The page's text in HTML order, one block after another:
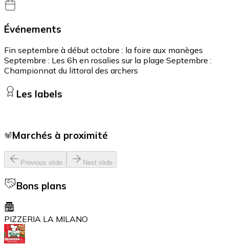
Événements
Fin septembre à début octobre : la foire aux manèges
Septembre : Les 6h en rosalies sur la plage Septembre :
Championnat du littoral des archers
Les labels
Marchés à proximité
Previous slide Next slide
Bons plans
PIZZERIA LA MILANO